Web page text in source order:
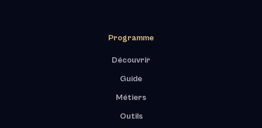
Programme
Découvrir
Guide
Métiers
Outils